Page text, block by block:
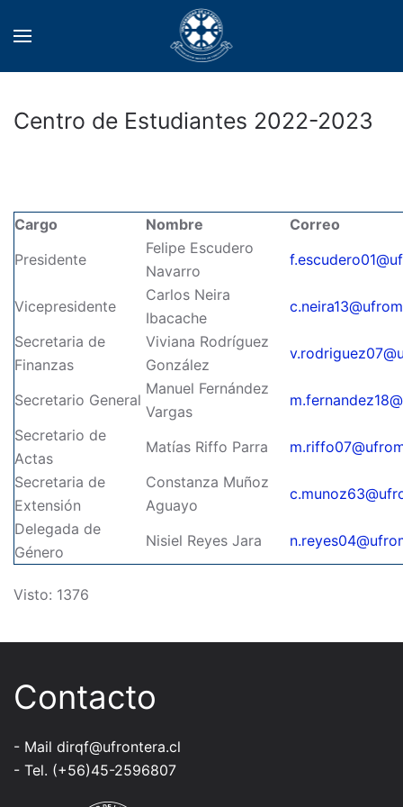
Centro de Estudiantes 2022-2023
Cargo Nombre
Correo
Presidente
Felipe Escudero
Navarro
Vicepresidente
Carlos Neira
Ibacache
Secretaria de
Finanzas
Viviana Rodríguez
González
Secretario General
Manuel Fernández
Vargas
Secretario de
Actas
Matías Riffo Parra
Secretaria de
Extensión
Constanza Muñoz
Aguayo
Delegada de
Género
Nisiel Reyes Jara
Visto: 1376
Contacto
- Mail dirqf@ufrontera.cl
- Tel. (+56)45-2596807